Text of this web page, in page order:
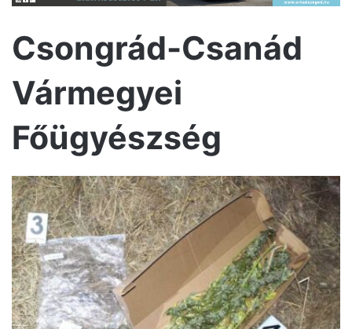
Csongrád-Csanád
Vármegyei
Főügyészség